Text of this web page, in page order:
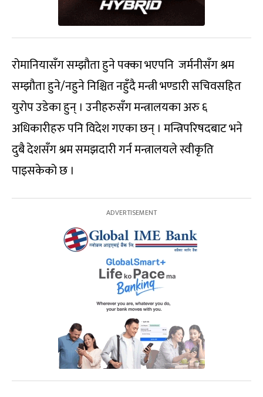
रोमानियासँग सम्झौता हुने पक्का भएपनि जर्मनीसँग श्रम
सम्झौता हुने/नहुने निश्चित नहुँदै मन्त्री भण्डारी सचिवसहित
युरोप उडेका हुन् । उनीहरुसँग मन्त्रालयका अरु ६
अधिकारीहरु पनि विदेश गएका छन् । मन्त्रिपरिषदबाट भने
दुबै देशसँग श्रम समझदारी गर्न मन्त्रालयले स्वीकृति
पाइसकेको छ ।